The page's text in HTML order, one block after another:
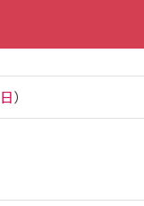
日）